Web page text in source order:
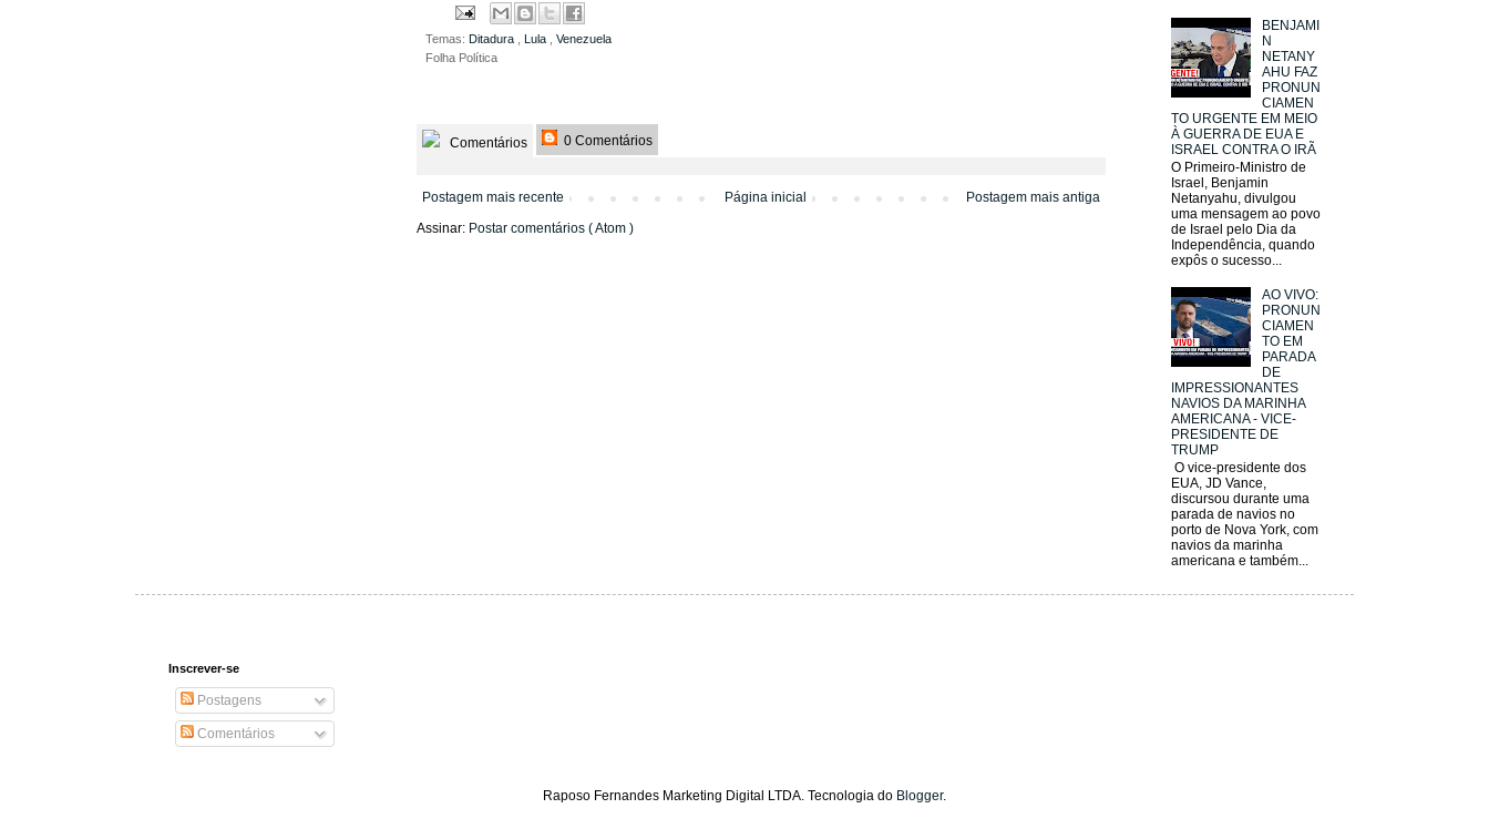
Temas: Ditadura Lula
Venezuela
Folha Política
Comentários 0 Comentários
Postagem mais recente Postagem mais antiga
Página inicial
Assinar: Postar comentários ( Atom )
BENJAMI
N
NETANY
AHU FAZ
PRONUN
CIAMEN
TO URGENTE EM MEIO
À GUERRA DE EUA E
ISRAEL CONTRA O IRÃ
O Primeiro-Ministro de
Israel, Benjamin
Netanyahu, divulgou
uma mensagem ao povo
de Israel pelo Dia da
Independência, quando
expôs o sucesso...
AO VIVO:
PRONUN
CIAMEN
TO EM
PARADA
DE
IMPRESSIONANTES
NAVIOS DA MARINHA
AMERICANA - VICE-
PRESIDENTE DE
TRUMP
O vice-presidente dos
EUA, JD Vance,
discursou durante uma
parada de navios no
porto de Nova York, com
navios da marinha
americana e também...
Inscrever-se
Postagens
Comentários
Raposo Fernandes Marketing Digital LTDA. Tecnologia do Blogger.